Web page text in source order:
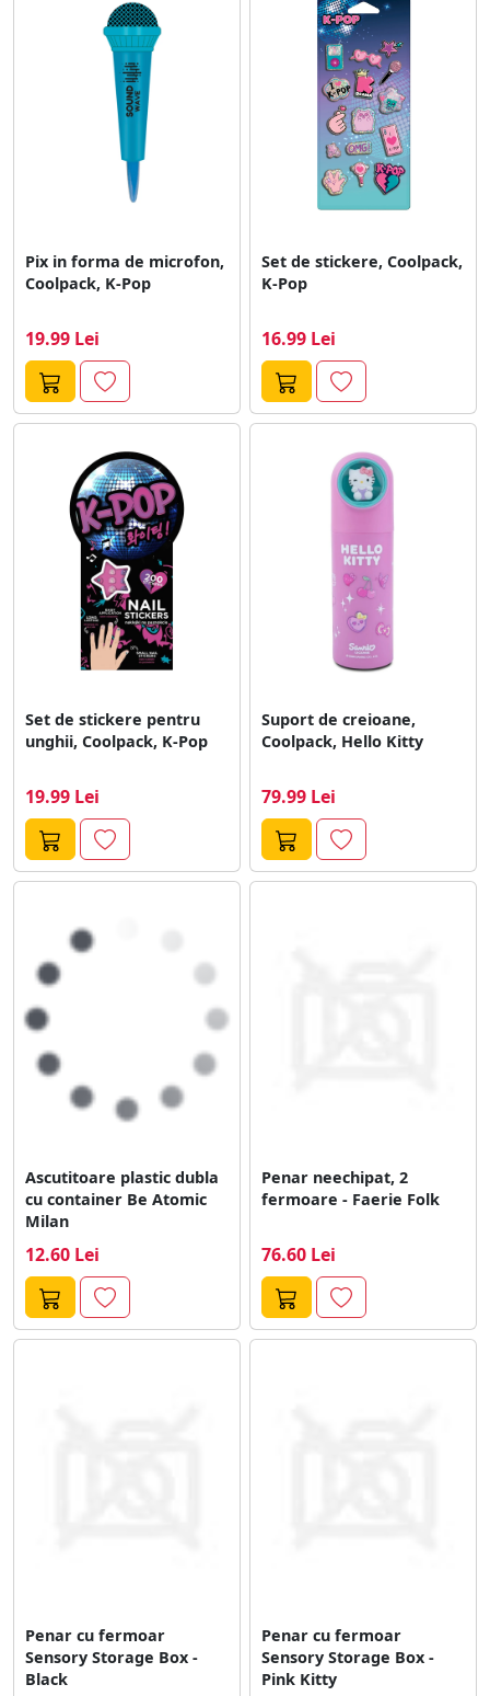
Pix in forma de microfon,
Coolpack, K-Pop
19.99 Lei
Set de stickere, Coolpack,
K-Pop
16.99 Lei
Set de stickere pentru
unghii, Coolpack, K-Pop
19.99 Lei
Suport de creioane,
Coolpack, Hello Kitty
79.99 Lei
Ascutitoare plastic dubla
cu container Be Atomic
Milan
12.60 Lei
Penar neechipat, 2
fermoare - Faerie Folk
76.60 Lei
Penar cu fermoar
Sensory Storage Box -
Black
Penar cu fermoar
Sensory Storage Box -
Pink Kitty